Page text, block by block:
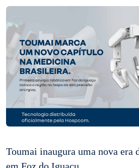
Toumai inaugura uma nova era